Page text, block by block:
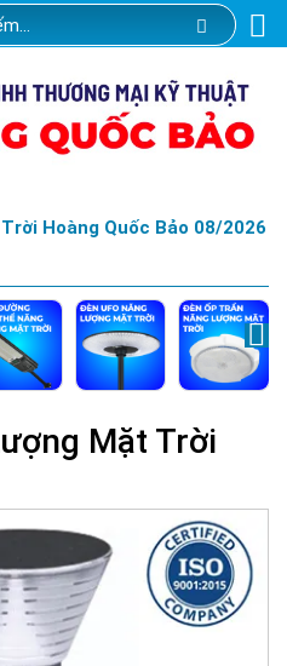
Hoàng Quốc Bảo 08/2026
Mặt Trời